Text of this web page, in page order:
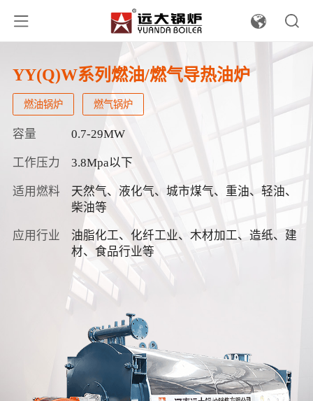
YY(Q)W系列燃油/燃气导热油炉
燃油锅炉 燃气锅炉
容量 0.7-29MW
工作压力 3.8Mpa以下
适用燃料
天然气、液化气、城市煤气、重油、轻油、
柴油等
应用行业
油脂化工、化纤工业、木材加工、造纸、建
材、食品行业等